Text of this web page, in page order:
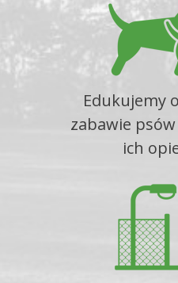
Edukujemy
zabawie
ich